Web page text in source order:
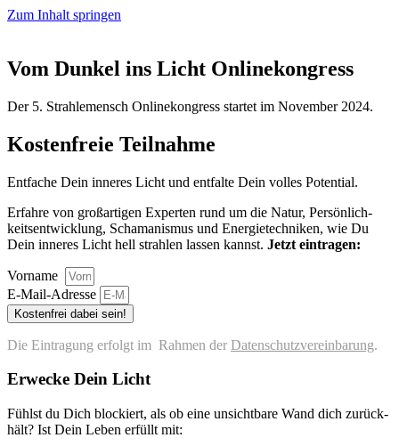
Zum Inhalt springen
Vom Dunkel ins Licht Onlinekongress
Der 5. Strah­le­mensch Online­kon­gress star­tet im Novem­ber 2024.
Kostenfreie Teilnahme
Ent­fa­che Dein inne­res Licht und ent­fal­te Dein vol­les Potential.
Erfah­re von groß­ar­ti­gen Exper­ten rund um die Natur, Per­sön­lich­
keits­ent­wick­lung, Scha­ma­nis­mus und Ener­gie­tech­ni­ken, wie Du
Dein inne­res Licht hell strah­len las­sen kannst. Jetzt ein­tra­gen:
Vorname
E‑Mail-Adres­se
Kostenfrei dabei sein!
Die Ein­tra­gung erfolgt im Rah­men der Daten­schutz­ver­ein­ba­rung.
Erwecke Dein Licht
Fühlst du Dich blo­ckiert, als ob eine unsicht­ba­re Wand dich zurück­
hält? Ist Dein Leben erfüllt mit: